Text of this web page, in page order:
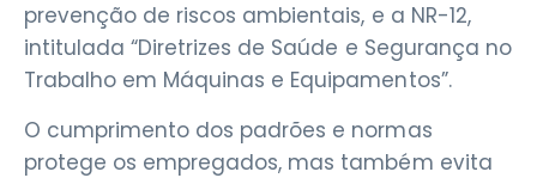
prevenção de riscos ambientais, e a NR-12,
intitulada “Diretrizes de Saúde e Segurança no
Trabalho em Máquinas e Equipamentos”.
O cumprimento dos padrões e normas
protege os empregados, mas também evita